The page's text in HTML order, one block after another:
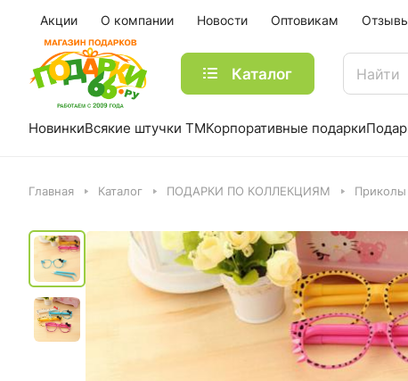
Акции О компании Новости Оптовикам
Каталог
НовинкиВсякие штучки ТМКорпоративные подарки
Главная Каталог ПОДАРКИ ПО КОЛЛЕКЦИЯМ